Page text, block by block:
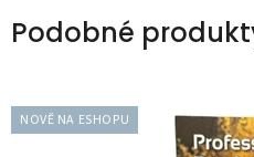
Podobné
NOVĚ NA ESHOPU